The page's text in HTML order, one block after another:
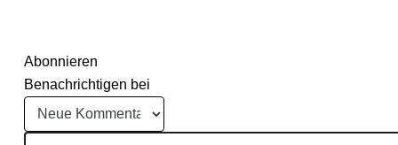
Abonnieren
Benachrichtigen bei